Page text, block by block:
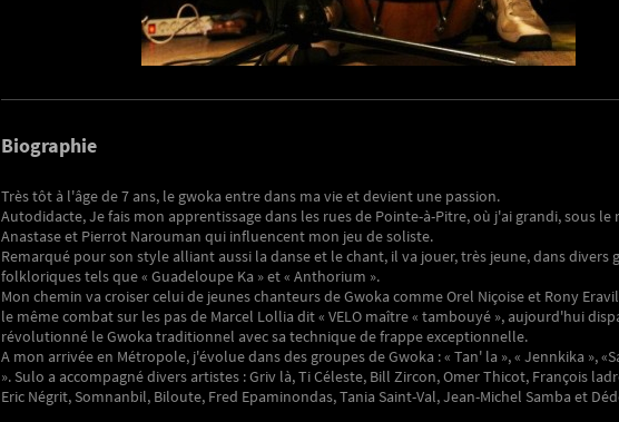
Biographie
Très tôt à l'âge de 7 ans, le gwoka entre dans ma vie et devient une passion.
Autodidacte, Je fais mon apprentissage dans les rues de Pointe-à-Pitre, où j'ai grandi, sous le
Anastase et Pierrot Narouman qui influencent mon jeu de soliste.
Remarqué pour son style alliant aussi la danse et le chant, il va jouer, très jeune, dans divers
folkloriques tels que « Guadeloupe Ka » et « Anthorium ».
Mon chemin va croiser celui de jeunes chanteurs de Gwoka comme Orel Niçoise et Rony
le même combat sur les pas de Marcel Lollia dit « VELO maître « tambouyé », aujourd'hui
révolutionné le Gwoka traditionnel avec sa technique de frappe exceptionnelle.
A mon arrivée en Métropole, j'évolue dans des groupes de Gwoka : « Tan' la », « Jennkika »,
». Sulo a accompagné divers artistes : Griv là, Ti Céleste, Bill Zircon, Omer Thicot, François
Eric Négrit, Somnanbil, Biloute, Fred Epaminondas, Tania Saint-Val, Jean-Michel Samba et